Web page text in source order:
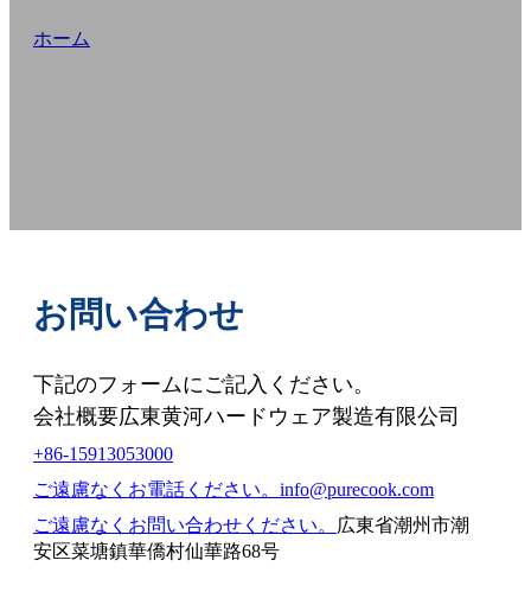
ホーム
お問い合わせ
下記のフォームにご記入ください。
会社概要広東黄河ハードウェア製造有限公司
+86-15913053000
ご遠慮なくお電話ください。 info@purecook.com
ご遠慮なくお問い合わせください。
広東省潮州市潮
安区菜塘鎮華僑村仙華路68号